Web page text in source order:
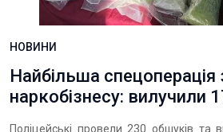
НОВИНИ
Найбільша спецоперація
наркобізнесу: вилучили
Поліцейські провели 230 обшуків та